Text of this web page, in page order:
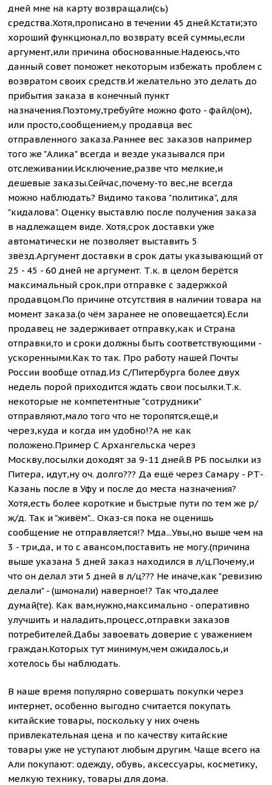
дней мне на карту возвращали(сь)
средства.Хотя,прописано в течении 45 дней.Кстати;это
хороший функционал,по возврату всей суммы,если
аргумент,или причина обоснованные.Надеюсь,что
данный совет поможет некоторым избежать проблем с
возвратом своих средств.И желательно это делать до
прибытия заказа в конечный пункт
назначения.Поэтому,требуйте можно фото - файл(ом),
или просто,сообщением,у продавца вес
отправленного заказа.Раннее вес заказов например
того же "Алика" всегда и везде указывался при
отслеживании.Исключение,разве что мелкие,и
дешевые заказы.Сейчас,почему-то вес,не всегда
можно наблюдать? Видимо такова "политика", для
"кидалова". Оценку выставлю после получения заказа
в надлежащем виде. Хотя,срок доставки уже
автоматически не позволяет выставить 5
звёзд.Аргумент доставки в срок даты указывающий от
25 - 45 - 60 дней не аргумент. Т.к. в целом берётся
максимальный срок,при отправке с задержкой
продавцом.По причине отсутствия в наличии товара на
момент заказа.(о чём заранее не оповещается).Если
продавец не задерживает отправку,как и Страна
отправки,то и сроки должны быть соответствующими -
ускоренными.Как то так. Про работу нашей Почты
России вообще отпад.Из С/Питербурга более двух
недель порой приходится ждать свои посылки.Т.к.
некоторые не компетентные "сотрудники"
отправляют,мало того что не торопятся,ещё,и
через,куда и когда им удобно!?А не как
положено.Пример С Архангельска через
Москву,посылки доходят за 9-11 дней.В РБ посылки из
Питера, идут,ну оч. долго??? Да ещё через Самару - РТ-
Казань после в Уфу и после до места назначения?
Хотя,есть более короткие и быстрые пути по тем же р/
ж/д. Так и "живём"... Оказ-ся пока не оценишь
сообщение не отправляется!? Мда...Увы,но выше чем на
3 - три,да, и то с авансом,поставить не могу.(причина
выше указана 5 дней заказ находился в л/ц.Почему,и
что он делал эти 5 дней в л/ц??? Не иначе,как "ревизию
делали" - (шмонали) наверное!? Так что,далее
думай(те). Как вам,нужно,максимально - оперативно
улучшить и наладить,процесс,отправки заказов
потребителей.Дабы завоевать доверие с уважением
граждан.Которых тут минимум,чем ожидалось,и
хотелось бы наблюдать.
В наше время популярно совершать покупки через
интернет, особенно выгодно считается покупать
китайские товары, поскольку у них очень
привлекательная цена и по качеству китайские
товары уже не уступают любым другим. Чаще всего на
Али покупают: одежду, обувь, аксессуары, косметику,
мелкую технику, товары для дома.